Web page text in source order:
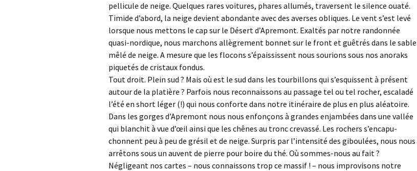
pellicule de neige. Quelques rares voitures, phares allumés, traversent le silence ouaté.
Timide d’abord, la neige devient abondante avec des averses obliques. Le vent s’est levé
lorsque nous mettons le cap sur le Désert d’Apremont. Exaltés par notre randonnée
quasi-nordique, nous marchons allègrement bonnet sur le front et guêtrés dans le sable
mêlé de neige. A mesure que les flocons s’épaississent nous sourions sous nos anoraks
piquetés de cristaux fondus.
Tout droit. Plein sud ? Mais où est le sud dans les tourbillons qui s’esquissent à présent
autour de la platière ? Parfois nous reconnaissons au passage tel ou tel rocher, escaladé
l’été en short léger (!) qui nous conforte dans notre itinéraire de plus en plus aléatoire.
Dans les gorges d’Apremont nous nous enfonçons à grandes enjambées dans une vallée
qui blanchit à vue d’œil ainsi que les chênes au tronc crevassé. Les rochers s’encapu-
chonnent peu à peu de grésil et de neige. Surpris par l’intensité des giboulées, nous nous
arrêtons sous un auvent de pierre pour boire du thé. Où sommes-nous au fait ?
Négligeant nos cartes – nous connaissons trop ce massif ! – nous improvisons notre